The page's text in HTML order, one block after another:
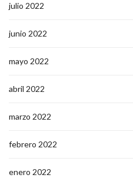
julio 2022
junio 2022
mayo 2022
abril 2022
marzo 2022
febrero 2022
enero 2022